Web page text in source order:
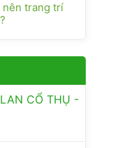
nên trang trí
CỔ THỤ -